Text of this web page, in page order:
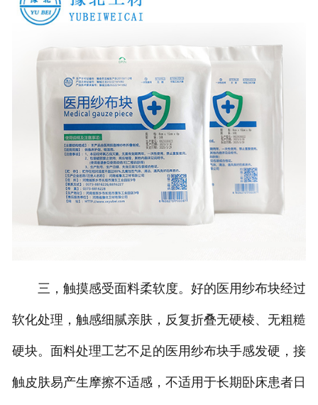
三，触摸感受面料柔软度。好的医用纱布块经过
软化处理，触感细腻亲肤，反复折叠无硬棱、无粗糙
硬块。面料处理工艺不足的医用纱布块手感发硬，接
触皮肤易产生摩擦不适感，不适用于长期卧床患者日